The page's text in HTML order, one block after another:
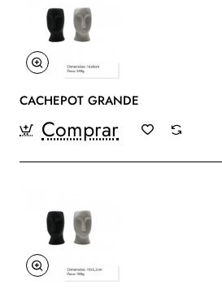
CACHEPOT GRANDE
Comprar